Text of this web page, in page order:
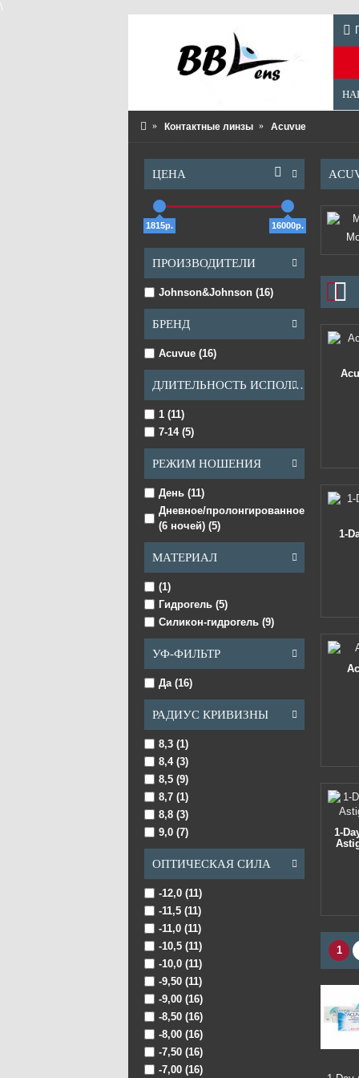
\
Контактные линзы Acuvue
ЦЕНА
1815р. 16000р.
ПРОИЗВОДИТЕЛИ
Johnson&Johnson (16)
БРЕНД
Acuvue (16)
ДЛИТЕЛЬНОСТЬ ИСПОЛЬЗОВАНИЯ, ДНЕЙ
1 (11)
7-14 (5)
РЕЖИМ НОШЕНИЯ
День (11)
Дневное/пролонгированное
(6 ночей) (5)
МАТЕРИАЛ
(1)
Гидрогель (5)
Силикон-гидрогель (9)
УФ-ФИЛЬТР
Да (16)
РАДИУС КРИВИЗНЫ
8,3 (1)
8,4 (3)
8,5 (9)
8,7 (1)
8,8 (3)
9,0 (7)
ОПТИЧЕСКАЯ СИЛА
-12,0 (11)
-11,5 (11)
-11,0 (11)
-10,5 (11)
-10,0 (11)
-9,50 (11)
-9,00 (16)
-8,50 (16)
-8,00 (16)
-7,50 (16)
-7,00 (16)
1-
1-
1